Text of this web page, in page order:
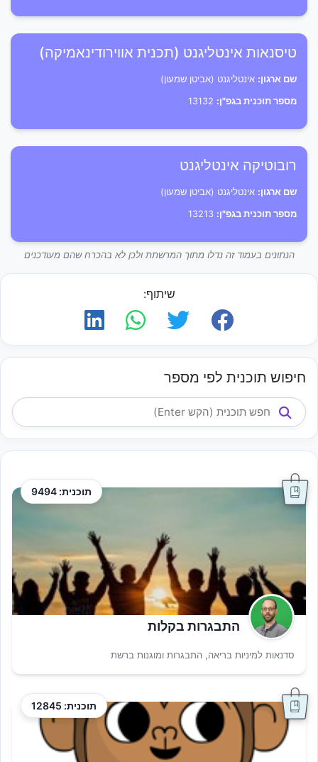
טיסנאות אינטליגנט (תכנית אווירודינאמיקה)
שם ארגון: אינטליגנט (אביטן שמעון)
מספר תוכנית בגפ"ן:
רובוטיקה אינטליגנט
שם ארגון: אינטליגנט (אביטן שמעון)
מספר תוכנית בגפ"ן:
הנתונים בעמוד זה נדלו מתוך המרשתת ולכן לא בהכרח שהם מעודכנים
שיתוף:
חיפוש תוכנית לפי מספר
תוכנית: 9494
התבגרות בקלות
סדנאות למיניות בריאה, התבגרות ומוגנות ברשת
תוכנית: 12845